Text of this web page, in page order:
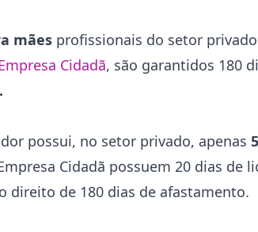
mães profissionais do setor
Cidadã, são garantidos 180
possui, no setor privado, apenas
Cidadã possuem 20 dias de
direito de 180 dias de afastamento.